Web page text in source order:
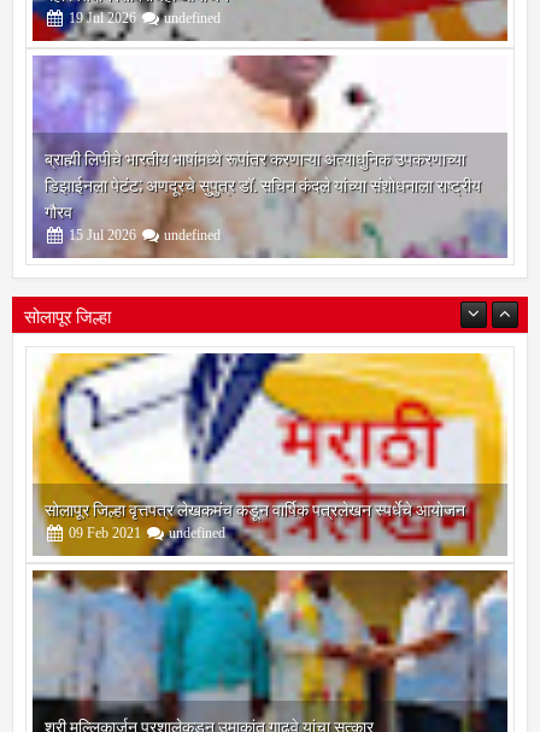
19 Jul 2026 undefined
ब्राह्मी लिपीचे भारतीय भाषांमध्ये रूपांतर करणाऱ्या अत्याधुनिक उपकरणाच्या
डिझाईनला पेटंट; अणदूरचे सुपुत्र डॉ. सचिन कंदले यांच्या संशोधनाला राष्ट्रीय
गौरव
15 Jul 2026 undefined
सोलापूर जिल्हा
सोलापूर जिल्हा वृत्तपत्र लेखकमंच कडून वार्षिक पत्रलेखन स्पर्धेचे आयोजन
09 Feb 2021 undefined
श्री मल्लिकार्जुन प्रशालेकडून उमाकांत गाढवे यांचा सत्कार